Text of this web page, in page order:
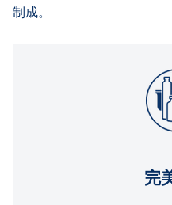
制成。
完